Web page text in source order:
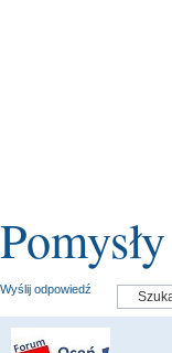
Wyślij odpowiedź